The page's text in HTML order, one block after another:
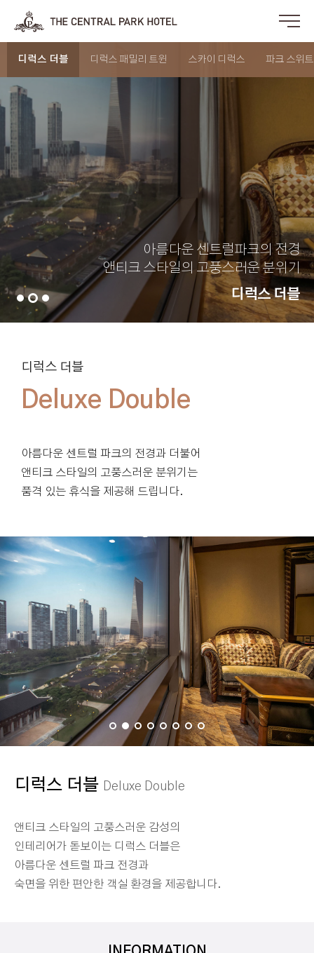
디럭스 더블 디럭스 패밀리 트윈 스카이 디럭스 파크 스위트
아름다운 센트럴파크의 전경
앤티크 스타일의 고풍스러운 분위기
디럭스 더블
디럭스 더블
아름다운 센트럴 파크의 전경과 더불어
앤티크 스타일의 고풍스러운 분위기는
품격 있는 휴식을 제공해 드립니다.
디럭스 더블 Deluxe Double
앤티크 스타일의 고풍스러운 감성의
인테리어가 돋보이는 디럭스 더블은
아름다운 센트럴 파크 전경과
숙면을 위한 편안한 객실 환경을 제공합니다.